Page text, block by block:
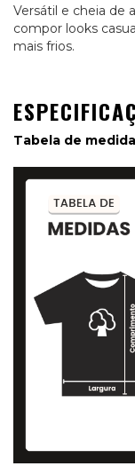
Versátil e cheia de
compor looks
mais frios.
Tabela de